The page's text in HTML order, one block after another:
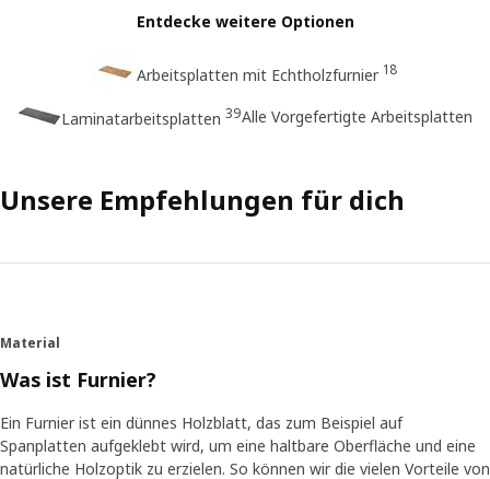
Entdecke weitere Optionen
Arbeitsplatten mit Echtholzfurnier 18
Laminatarbeitsplatten 39Alle Vorgefertigte Arbeitsplatten
Unsere Empfehlungen für dich
Material
Was ist Furnier?
Ein Furnier ist ein dünnes Holzblatt, das zum Beispiel auf
Spanplatten aufgeklebt wird, um eine haltbare Oberfläche und eine
natürliche Holzoptik zu erzielen. So können wir die vielen Vorteile von